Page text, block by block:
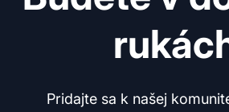
Pridajte sa k našej